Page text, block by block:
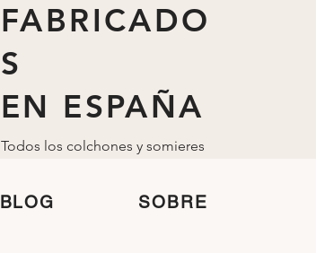
FABRICADO
S
EN ESPAÑA
Todos los colchones y somieres
BLOG SOBRE